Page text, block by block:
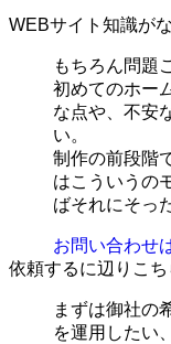
WEBサイト知識が
もちろん問題
初めてのホー
な点や、不安
い。
制作の前段階
はこういうの
ばそれにそっ
お問い合わせ
依頼するに辺りこち
まずは御社の
を運用したい